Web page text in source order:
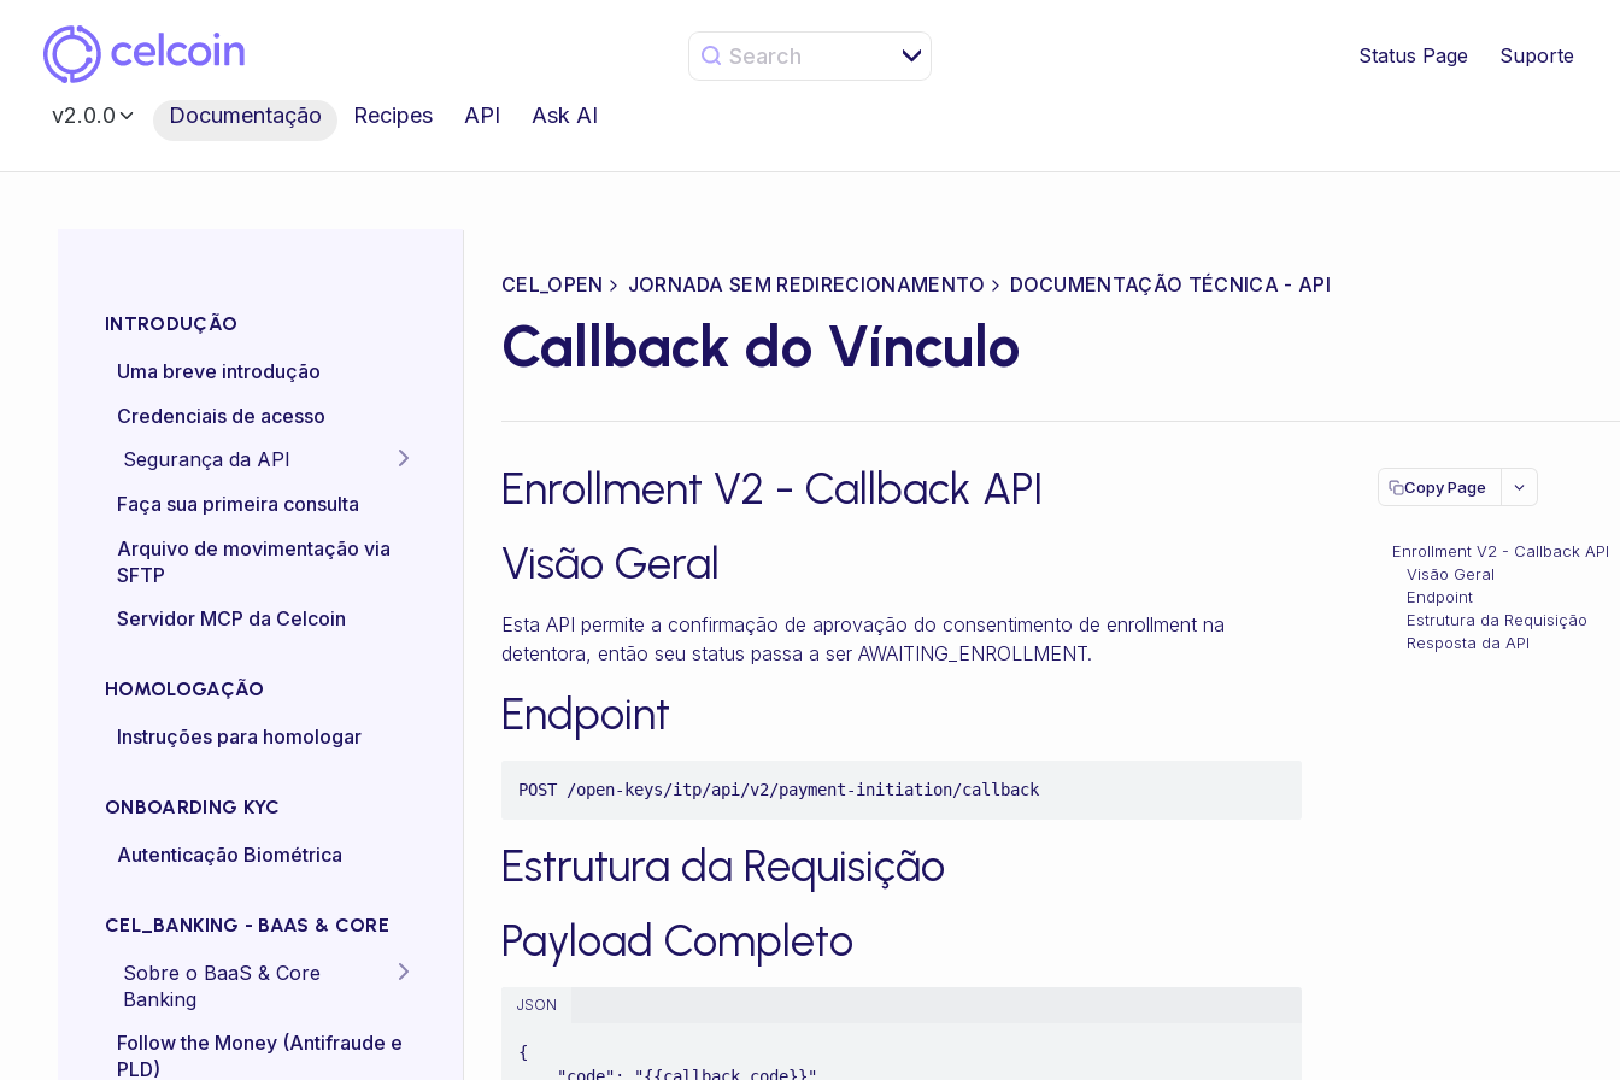
Search Status Page Suporte
v2.0.0 Documentação Recipes API Ask AI
INTRODUÇÃO
Uma breve introdução
Credenciais de acesso
Segurança da API
Idempotência das APIs
Certificado mTLS
control)
Faça sua primeira consulta
Arquivo de movimentação via
SFTP
Servidor MCP da Celcoin
HOMOLOGAÇÃO
Instruções para homologar
ONBOARDING KYC
Autenticação Biométrica
CEL_BANKING - BAAS & CORE
Sobre o BaaS & Core
Banking
FAQs
Follow the Money (Antifraude e
PLD)
CEL_OPEN JORNADA SEM REDIRECIONAMENTO DOCUMENTAÇÃO TÉCNICA - API
Callback do Vínculo
Enrollment V2 - Callback API
Visão Geral
Esta API permite a confirmação de aprovação do consentimento de enrollment na
detentora, então seu status passa a ser AWAITING_ENROLLMENT.
Endpoint
POST /open-keys/itp/api/v2/payment-initiation/callback
Estrutura da Requisição
Payload Completo
JSON
{
Copy Page
Enrollment V2 - Callback API
Visão Geral
Endpoint
Estrutura da Requisição
Resposta da API